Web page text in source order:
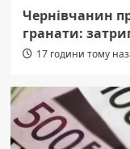
Чернівчанин
гранати:
17 години тому